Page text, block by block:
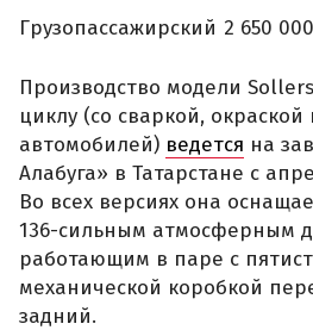
Грузопассажирский 2 650
Производство модели
циклу (со сваркой, окраской
автомобилей) ведется на
Алабуга» в Татарстане с
Во всех версиях она
136-сильным атмосферным
работающим в паре с
механической коробкой
задний.